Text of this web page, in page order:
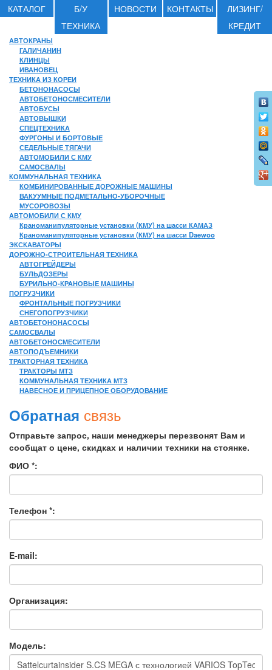
КАТАЛОГ
Б/У
ТЕХНИКА
НОВОСТИ КОНТАКТЫ
ЛИЗИНГ/
КРЕДИТ
АВТОКРАНЫ
ГАЛИЧАНИН
КЛИНЦЫ
ИВАНОВЕЦ
ТЕХНИКА ИЗ КОРЕИ
БЕТОНОНАСОСЫ
АВТОБЕТОНОСМЕСИТЕЛИ
АВТОБУСЫ
АВТОВЫШКИ
СПЕЦТЕХНИКА
ФУРГОНЫ И БОРТОВЫЕ
СЕДЕЛЬНЫЕ ТЯГАЧИ
АВТОМОБИЛИ С КМУ
САМОСВАЛЫ
КОММУНАЛЬНАЯ ТЕХНИКА
КОМБИНИРОВАННЫЕ ДОРОЖНЫЕ МАШИНЫ
ВАКУУМНЫЕ ПОДМЕТАЛЬНО-УБОРОЧНЫЕ
МУСОРОВОЗЫ
АВТОМОБИЛИ С КМУ
Краноманипуляторные установки (КМУ) на шасси КАМАЗ
Краноманипуляторные установки (КМУ) на шасси Daewoo
ЭКСКАВАТОРЫ
ДОРОЖНО-СТРОИТЕЛЬНАЯ ТЕХНИКА
АВТОГРЕЙДЕРЫ
БУЛЬДОЗЕРЫ
БУРИЛЬНО-КРАНОВЫЕ МАШИНЫ
ПОГРУЗЧИКИ
ФРОНТАЛЬНЫЕ ПОГРУЗЧИКИ
СНЕГОПОГРУЗЧИКИ
АВТОБЕТОНОНАСОСЫ
САМОСВАЛЫ
АВТОБЕТОНОСМЕСИТЕЛИ
АВТОПОДЪЕМНИКИ
ТРАКТОРНАЯ ТЕХНИКА
ТРАКТОРЫ МТЗ
КОММУНАЛЬНАЯ ТЕХНИКА МТЗ
НАВЕСНОЕ И ПРИЦЕПНОЕ ОБОРУДОВАНИЕ
Обратная связь
Отправьте запрос, наши менеджеры перезвонят Вам и
сообщат о цене, скидках и наличии техники на стоянке.
ФИО *:
Телефон *:
E-mail:
Организация:
Модель: